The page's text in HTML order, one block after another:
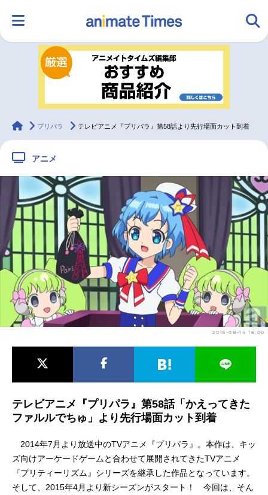
ランキング アニメ
ラジオ
配信・Vtuber トレンド 無料マンガ
アニメ記事一覧 声優記事一覧
アニメ映画一覧 実写化映画一覧
今期アニメ曜日別一覧
秋アニメ 冬アニメ
FOLLOW US
animateTimes
プリパラ テレビアニメ『プリパラ』第58話より先行場面カット到着
アニメ
2015-08-14 16:00
テレビアニメ『プリパラ』第58話「かえってきた
ファルルでちゅ」より先行場面カット到着
2014年7月より放送中のTVアニメ『プリパラ』。本作は、キッ
ズ向けアーケードゲームと合わせて展開されてきたTVアニメ
『プリティーリズム』シリーズを継承した作品となっています。
そして、2015年4月より新シーズンがスタート！ 今回は、そん